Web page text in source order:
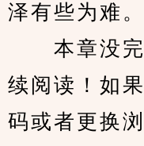
泽有些为难
本章没完
续阅读！如
码或者更换